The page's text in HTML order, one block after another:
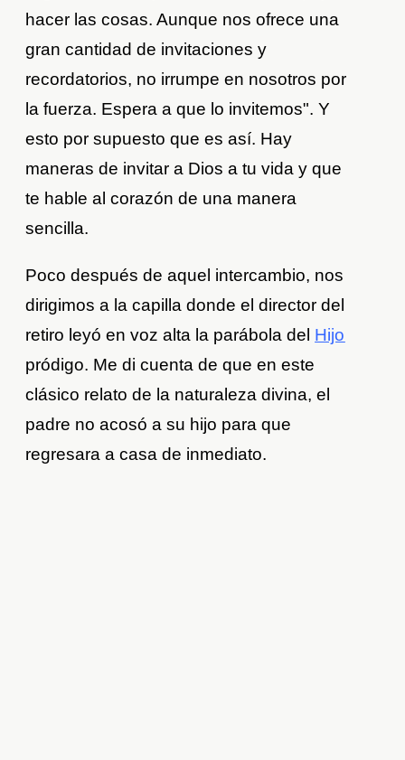
hacer las cosas. Aunque nos ofrece una
gran cantidad de invitaciones y
recordatorios, no irrumpe en nosotros por
la fuerza. Espera a que lo invitemos". Y
esto por supuesto que es así. Hay
maneras de invitar a Dios a tu vida y que
te hable al corazón de una manera
sencilla.
Poco después de aquel intercambio, nos
dirigimos a la capilla donde el director del
retiro leyó en voz alta la parábola del Hijo
pródigo. Me di cuenta de que en este
clásico relato de la naturaleza divina, el
padre no acosó a su hijo para que
regresara a casa de inmediato.